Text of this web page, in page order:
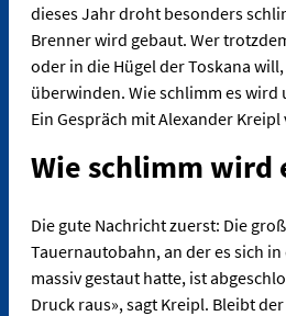
dieses Jahr droht besonders
Brenner wird gebaut. Wer
oder in die Hügel der Toskana
überwinden. Wie schlimm es wird
Ein Gespräch mit Alexander Kreipl
Wie schlimm wird
Die gute Nachricht zuerst: Die
Tauernautobahn, an der es sich
massiv gestaut hatte, ist
Druck raus», sagt Kreipl. Bleibt